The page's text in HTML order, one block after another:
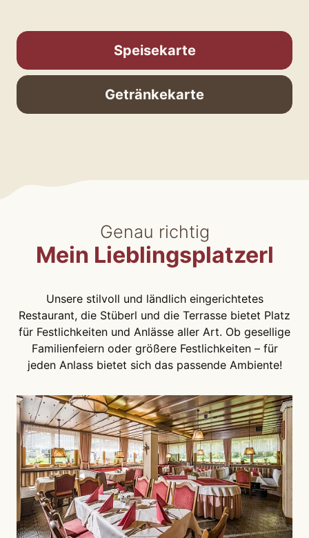
Speisekarte
Getränkekarte
Mein Lieblingsplatzerl
Genau richtig
Unsere stilvoll und ländlich eingerichtetes
Restaurant, die Stüberl und die Terrasse bietet Platz
für Festlichkeiten und Anlässe aller Art. Ob gesellige
Familienfeiern oder größere Festlichkeiten – für
jeden Anlass bietet sich das passende Ambiente!